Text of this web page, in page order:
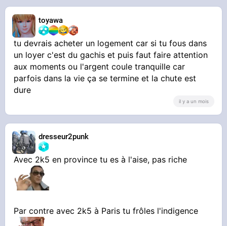
toyawa
tu devrais acheter un logement car si tu fous dans
un loyer c'est du gachis et puis faut faire attention
aux moments ou l'argent coule tranquille car
parfois dans la vie ça se termine et la chute est
dure
il y a un mois
dresseur2punk
Avec 2k5 en province tu es à l'aise, pas riche
Par contre avec 2k5 à Paris tu frôles l'indigence